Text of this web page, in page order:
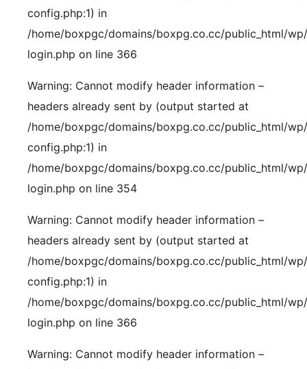
config.php:1) in
/home/boxpgc/domains/boxpg.co.cc/public_html/
login.php on line 366
Warning: Cannot modify header information –
headers already sent by (output started at
/home/boxpgc/domains/boxpg.co.cc/public_html/
config.php:1) in
/home/boxpgc/domains/boxpg.co.cc/public_html/
login.php on line 354
Warning: Cannot modify header information –
headers already sent by (output started at
/home/boxpgc/domains/boxpg.co.cc/public_html/
config.php:1) in
/home/boxpgc/domains/boxpg.co.cc/public_html/
login.php on line 366
Warning: Cannot modify header information –